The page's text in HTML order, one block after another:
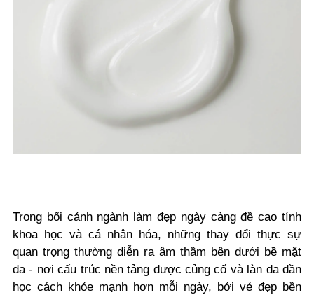
Trong bối cảnh ngành làm đẹp ngày càng đề cao tính
khoa học và cá nhân hóa, những thay đổi thực sự
quan trọng thường diễn ra âm thầm bên dưới bề mặt
da - nơi cấu trúc nền tảng được củng cố và làn da dần
học cách khỏe mạnh hơn mỗi ngày, bởi vẻ đẹp bền